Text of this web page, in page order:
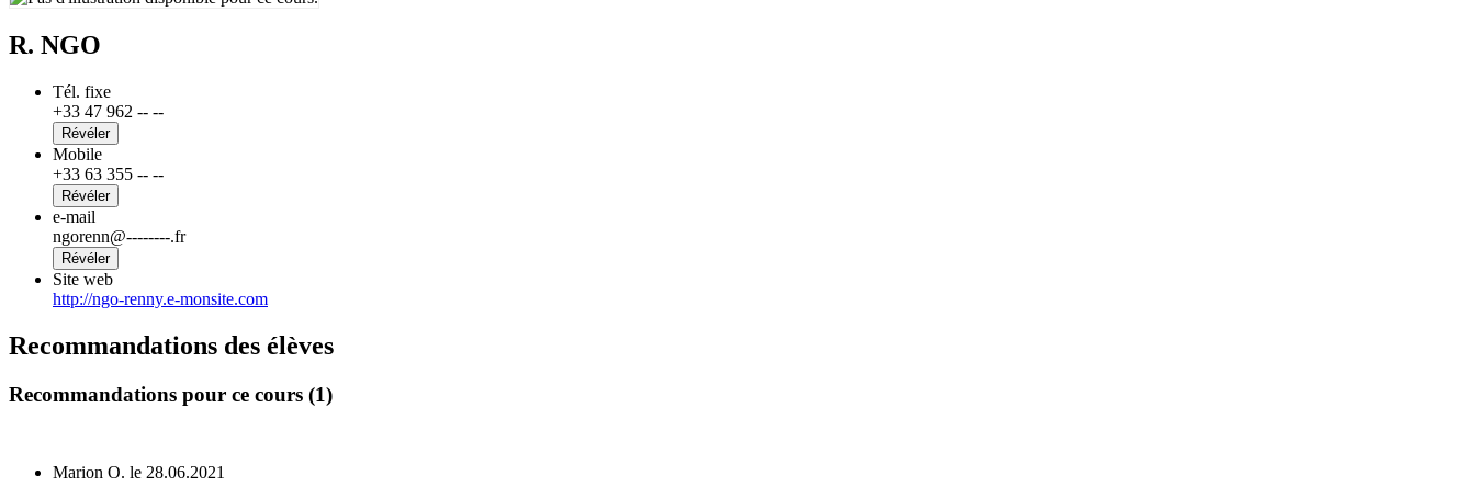
R. NGO
Tél. fixe
+33 47 962 -- --
Révéler
Mobile
+33 63 355 -- --
Révéler
e-mail
ngorenn@--------.fr
Révéler
Site web
http://ngo-renny.e-monsite.com
Recommandations des élèves
Recommandations pour ce cours (1)
Marion O. le 28.06.2021